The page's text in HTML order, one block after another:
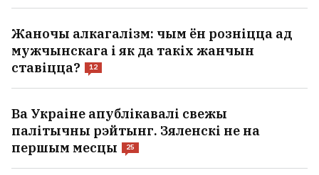
Жаночы алкагалізм: чым ён розніцца ад
мужчынскага і як да такіх жанчын
ставіцца?
12
Ва Украіне апублікавалі свежы
палітычны рэйтынг. Зяленскі не на
першым месцы
25